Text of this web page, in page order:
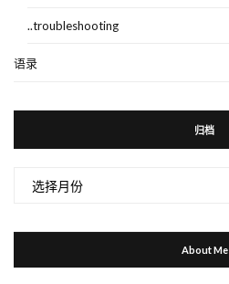
..troubleshooting
语录
归档
About Me